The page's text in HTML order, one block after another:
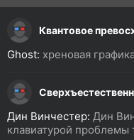
Квантовое
Ghost: хреновая
Дин Винчестер: Дин
клавиатурой проблемы